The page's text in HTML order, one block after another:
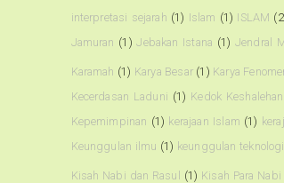
interpretasi sejarah (1) Islam (1) ISLAM
Jamuran (1) Jebakan Istana (1) Jendral
Karamah (1) Karya Besar (1) Karya
Kecerdasan Laduni (1) Kedok Keshalehan
Kepemimpinan (1) kerajaan Islam (1)
Keunggulan ilmu (1) keunggulan teknologi
Kisah Nabi dan Rasul (1) Kisah Para Nabi